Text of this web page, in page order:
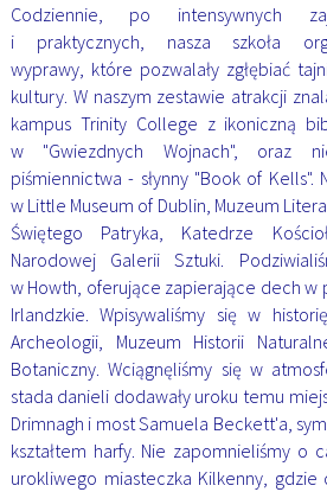
Codziennie, po intensywnych
i praktycznych, nasza szkoła
wyprawy, które pozwalały zgłębiać
kultury. W naszym zestawie atrakcji
kampus Trinity College z ikoniczną
w "Gwiezdnych Wojnach", oraz
piśmiennictwa - słynny "Book of Kells".
w Little Museum of Dublin, Muzeum
Świętego Patryka, Katedrze
Narodowej Galerii Sztuki.
w Howth, oferujące zapierające dech w
Irlandzkie. Wpisywaliśmy się w
Archeologii, Muzeum Historii
Botaniczny. Wciągnęliśmy się w
stada danieli dodawały uroku temu
Drimnagh i most Samuela Beckett'a,
kształtem harfy. Nie zapomnieliśmy o
urokliwego miasteczka Kilkenny, gdzie